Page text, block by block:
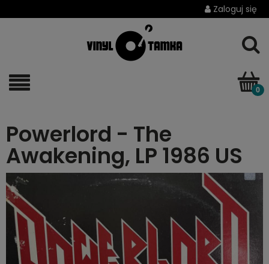
Zaloguj się
Powerlord - The
Awakening, LP 1986 US